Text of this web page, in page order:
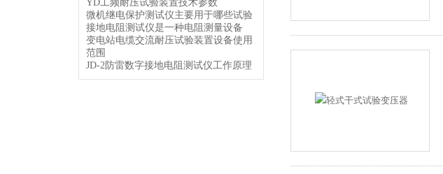
YD工频耐压试验装置技术参数
微机继电保护测试仪主要用于哪些试验
接地电阻测试仪是一种电阻测量设备
变电站电缆交流耐压试验装置设备使用
范围
JD-2防雷数字接地电阻测试仪工作原理